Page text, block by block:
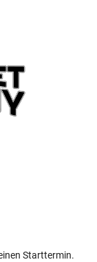
Starttermin.